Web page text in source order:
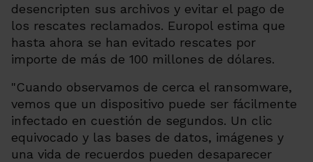
desencripten sus archivos y evitar el pago de
los rescates reclamados. Europol estima que
hasta ahora se han evitado rescates por
importe de más de 100 millones de dólares.
"Cuando observamos de cerca el ransomware,
vemos que un dispositivo puede ser fácilmente
infectado en cuestión de segundos. Un clic
equivocado y las bases de datos, imágenes y
una vida de recuerdos pueden desaparecer